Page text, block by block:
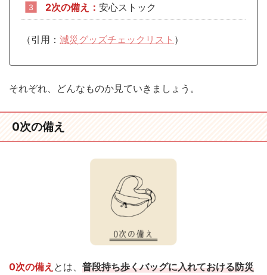
2次の備え： 安心ストック
（引用： 減災グッズチェックリスト ）
それぞれ、どんなものか見ていきましょう。
0次の備え
0次の備え とは、 普段持ち歩くバッグに入れておける防災